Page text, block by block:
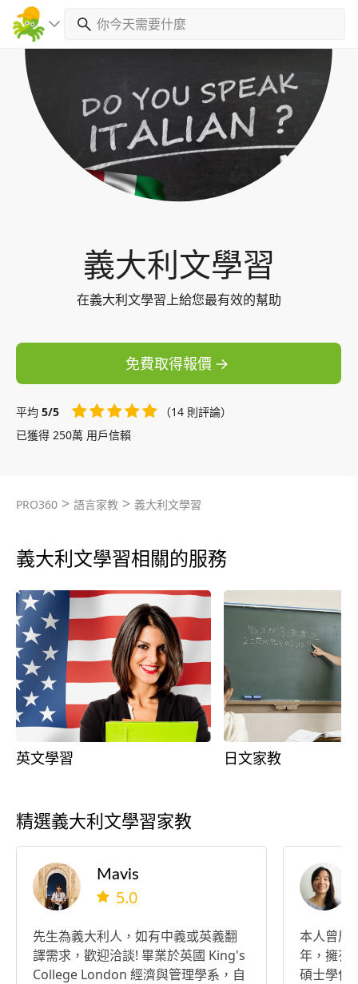
義大利文學習
在義大利文學習上給您最有效的幫助
免費取得報價
平均 5/5
（14 則評論）
已獲得 250萬 用戶信賴
PRO360 > 語言家教 > 義大利文學習
義大利文學習相關的服務
英文學習 日文家教
精選義大利文學習家教
Mavis
5.0
先生為義大利人，如有中義或英義翻
譯需求，歡迎洽談! 畢業於英國 King's
College London 經濟與管理學系，自
本人曾居
年，擁有
碩士學位